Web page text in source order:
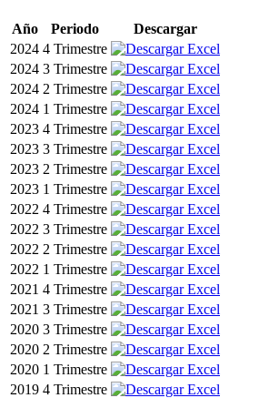
Año Periodo
Descargar
2024 4 Trimestre
2024 3 Trimestre
2024 2 Trimestre
2024 1 Trimestre
2023 4 Trimestre
2023 3 Trimestre
2023 2 Trimestre
2023 1 Trimestre
2022 4 Trimestre
2022 3 Trimestre
2022 2 Trimestre
2022 1 Trimestre
2021 4 Trimestre
2021 3 Trimestre
2020 3 Trimestre
2020 2 Trimestre
2020 1 Trimestre
2019 4 Trimestre